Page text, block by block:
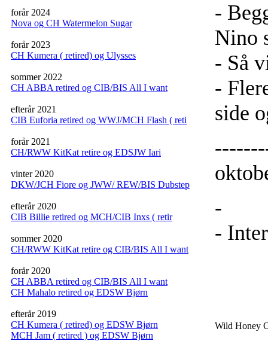
forår 2024
Nova og CH Watermelon Sugar
forår 2023
CH Kumera ( retired) og Ulysses
sommer 2022
CH ABBA retired og CIB/BIS All I want
efterår 2021
CIB Euforia retired og WWJ/MCH Flash ( reti
forår 2021
CH/RWW KitKat retire og EDSJW Iari
vinter 2020
DKW/JCH Fiore og JWW/ REW/BIS Dubstep
efterår 2020
CIB Billie retired og MCH/CIB Inxs ( retir
sommer 2020
CH/RWW KitKat retire og CIB/BIS All I want
forår 2020
CH ABBA retired og CIB/BIS All I want
CH Mahalo retired og EDSW Bjørn
efterår 2019
CH Kumera ( retired) og EDSW Bjørn
MCH Jam ( retired ) og EDSW Bjørn
-
Nino
- Så
-
side
-
-
Wild Honey